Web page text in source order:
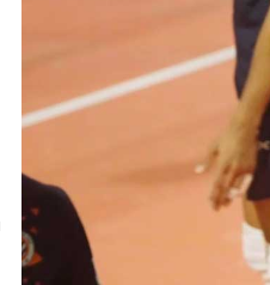
Découvrir VOKKERO STAFF
Dédiée aux équipes médicales et aux
Découvrir VOKKERO UNITY